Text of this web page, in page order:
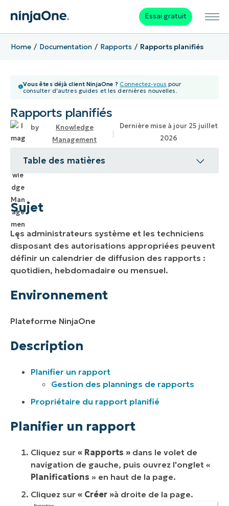
Essai gratuit
Home Documentation Rapports Rapports planifiés
Vous êtes déjà client NinjaOne ? Connectez-vous pour
consulter d'autres guides et les dernières nouvelles.
Rapports planifiés
Knowledge
Management
Dernière mise à jour 25 juillet
2026
Table des matières
Environnement
Planifier un rapport
Propriété des rapports planifiés
Sujet
Les administrateurs système et les techniciens
disposant des autorisations appropriées peuvent
définir un calendrier de diffusion des rapports :
quotidien, hebdomadaire ou mensuel.
Environnement
Plateforme NinjaOne
Description
Planifier un rapport
Gestion des plannings de rapports
Propriétaire du rapport planifié
Planifier un rapport
Cliquez sur « Rapports » dans le volet de
navigation de gauche, puis ouvrez l'onglet «
Planifications » en haut de la page.
Cliquez sur « Créer »à droite de la page.